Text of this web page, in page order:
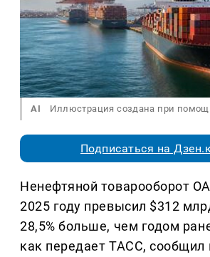
AI Иллюстрация создана при
Подписаться на
Ненефтяной товарооборот
2025 году превысил $312
28,5% больше, чем годом
как передает ТАСС, сообщил